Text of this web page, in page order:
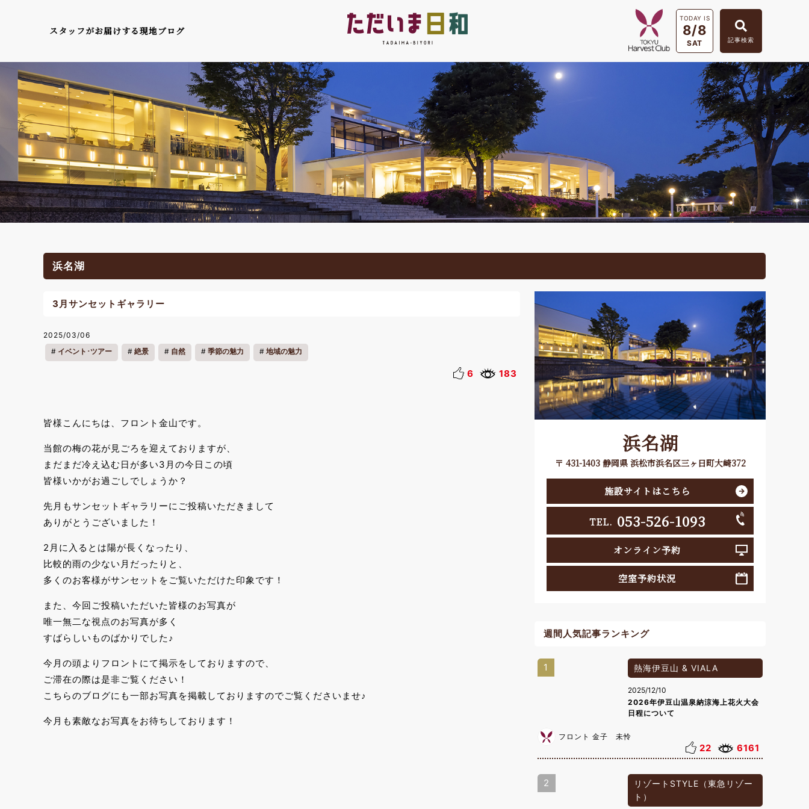
スタッフがお届けする現地ブログ
TODAY IS
8/8
SAT 記事検索
浜名湖
3月サンセットギャラリー
2025/03/06
イベント･ツアー
絶景 自然 季節の魅力 地域の魅力
6 183
皆様こんにちは、フロント金山です。
当館の梅の花が見ごろを迎えておりますが、
まだまだ冷え込む日が多い3月の今日この頃
皆様いかがお過ごしでしょうか？
先月もサンセットギャラリーにご投稿いただきまして
ありがとうございました！
2月に入るとは陽が長くなったり、
比較的雨の少ない月だったりと、
多くのお客様がサンセットをご覧いただけた印象です！
また、今回ご投稿いただいた皆様のお写真が
唯一無二な視点のお写真が多く
すばらしいものばかりでした♪
今月の頭よりフロントにて掲示をしておりますので、
ご滞在の際は是非ご覧ください！
こちらのブログにも一部お写真を掲載しておりますのでご覧くださいませ♪
今月も素敵なお写真をお待ちしております！
浜名湖
〒 431-1403 静岡県 浜松市浜名区三ヶ日町大崎372
施設サイトはこちら
TEL. 053-526-1093
オンライン予約
空室予約状況
週間人気記事ランキング
1 熱海伊豆山 & VIALA
2025/12/10
2026年伊豆山温泉納涼海上花火大会
日程について
フロント 金子 未怜
22 6161
2
リゾートSTYLE（東急リゾー
ト）